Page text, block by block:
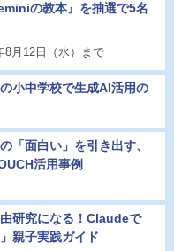
の教本』を抽選で5名
月12日（水）まで
小中学校で生成AI活用の
「面白い」を引き出す、
活用事例
研究になる！Claudeで
親子実践ガイド